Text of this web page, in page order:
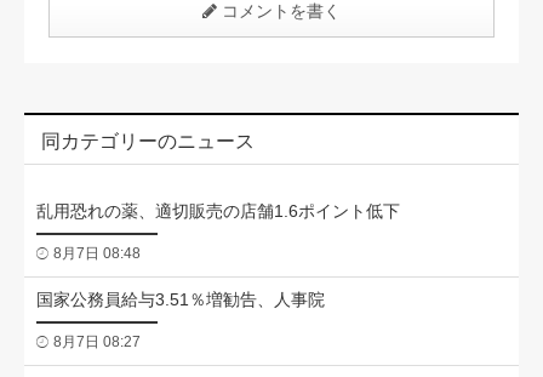
コメントを書く
同カテゴリーのニュース
乱用恐れの薬、適切販売の店舗1.6ポイント低下
8月7日 08:48
国家公務員給与3.51％増勧告、人事院
8月7日 08:27